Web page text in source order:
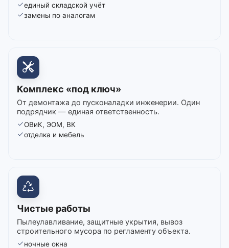
единый складской учёт
замены по аналогам
Комплекс «под ключ»
От демонтажа до пусконаладки инженерии. Один
подрядчик — единая ответственность.
ОВиК, ЭОМ, ВК
отделка и мебель
Чистые работы
Пылеулавливание, защитные укрытия, вывоз
строительного мусора по регламенту объекта.
ночные окна